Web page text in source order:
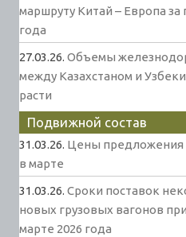
маршруту Китай – Европа
года
27.03.26. Объемы
между Казахстаном и
расти
Подвижной состав
31.03.26. Цены предложения
в марте
31.03.26. Сроки поставок
новых грузовых вагонов
марте 2026 года